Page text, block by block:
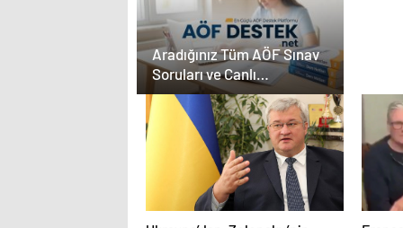
Aradığınız Tüm AÖF Sınav
Soruları ve Canlı
Açıköğretim Forumu
Burada